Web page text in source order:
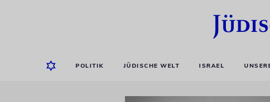
POLITIK JÜDISCHE WELT ISRAEL